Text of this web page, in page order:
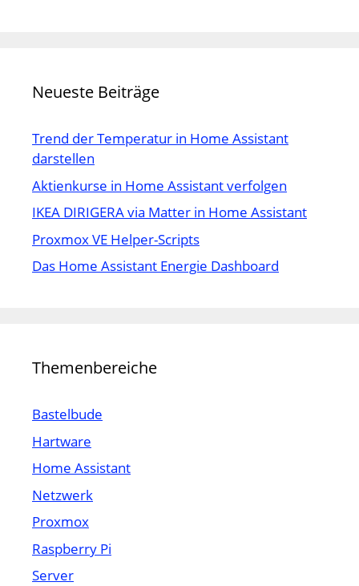
Neueste Beiträge
Trend der Temperatur in Home Assistant
darstellen
Aktienkurse in Home Assistant verfolgen
IKEA DIRIGERA via Matter in Home Assistant
Proxmox VE Helper-Scripts
Das Home Assistant Energie Dashboard
Themenbereiche
Bastelbude
Hartware
Home Assistant
Netzwerk
Proxmox
Raspberry Pi
Server